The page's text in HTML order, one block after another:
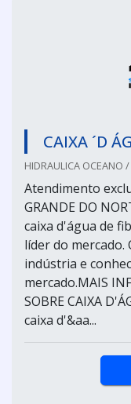
CAIXA ´D
HIDRAULICA OCEANO
Atendimento
GRANDE DO
caixa d'água de
líder do
indústria e
mercado.MAIS
SOBRE CAIXA
caixa d'&aa...